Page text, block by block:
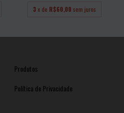
3 x de R$60,00 sem juros
Produtos
Política de Privacidade